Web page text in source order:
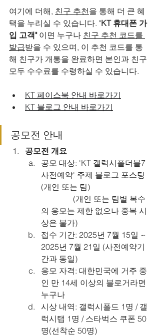
여기에 더해, 친구 추천을 통해 더 큰 혜
택을 누리실 수 있습니다. "KT 휴대폰 가
입 고객" 이면 누구나 친구 추천 코드를
발급받을 수 있으며, 이 추천 코드를 통
해 친구가 개통을 완료하면 본인과 친구
모두 수수료를 수령하실 수 있습니다.
KT 페이스북 안내 바로가기
KT 블로그 안내 바로가기
공모전 안내
공모전 개요
공모 대상: 'KT 갤럭시폴더블7
사전예약' 주제 블로그 포스팅
(개인 또는 팀)
의 응모는 제한 없으나 중복 시
상은 불가)
접수 기간: 2025년 7월 15일 ~
2025년 7월 21일 (사전예약기
간과 동일)
응모 자격: 대한민국에 거주 중
인 만 14세 이상의 블로거라면
누구나
시상 내역: 갤럭시폴드 1명 / 갤
럭시탭 1명 / 스타벅스 쿠폰 50
명(선착순 50명)